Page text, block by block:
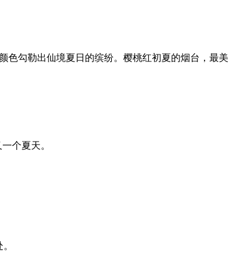
勾勒出仙境夏日的缤纷。樱桃红初夏的烟台，最美
个夏天。